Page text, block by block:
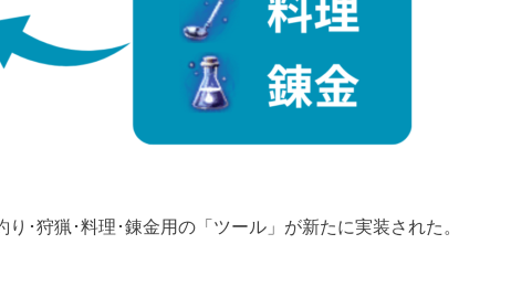
り･狩猟･料理･錬金用の「ツール」が新たに実装された。